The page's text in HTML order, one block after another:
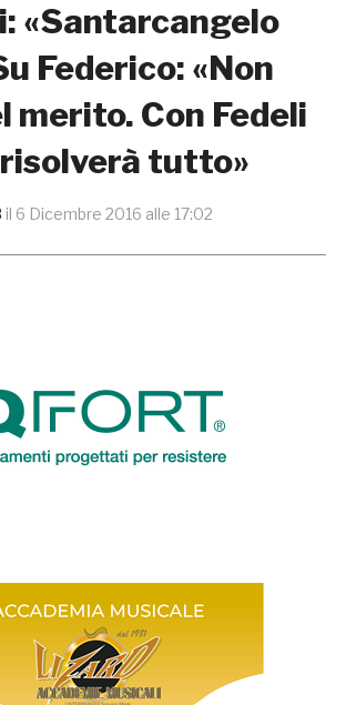
«Santarcangelo
Federico: «Non
merito. Con Fedeli
tutto»
il 6 Dicembre 2016 alle 17:02